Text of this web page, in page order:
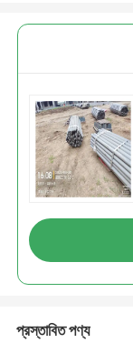
প্রস্তাবিত পণ্য